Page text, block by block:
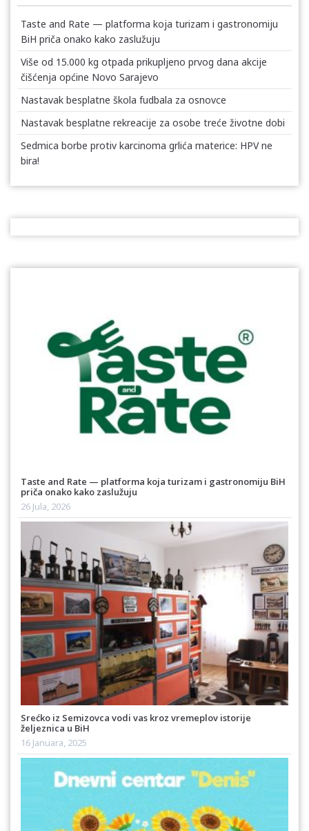
Taste and Rate — platforma koja turizam i gastronomiju
BiH priča onako kako zaslužuju
Više od 15.000 kg otpada prikupljeno prvog dana akcije
čišćenja općine Novo Sarajevo
Nastavak besplatne škola fudbala za osnovce
Nastavak besplatne rekreacije za osobe treće životne dobi
Sedmica borbe protiv karcinoma grlića materice: HPV ne
bira!
Taste and Rate — platforma koja turizam i gastronomiju BiH
priča onako kako zaslužuju
26 Jula, 2026
Srećko iz Semizovca vodi vas kroz vremeplov istorije
željeznica u BiH
16 Januara, 2025